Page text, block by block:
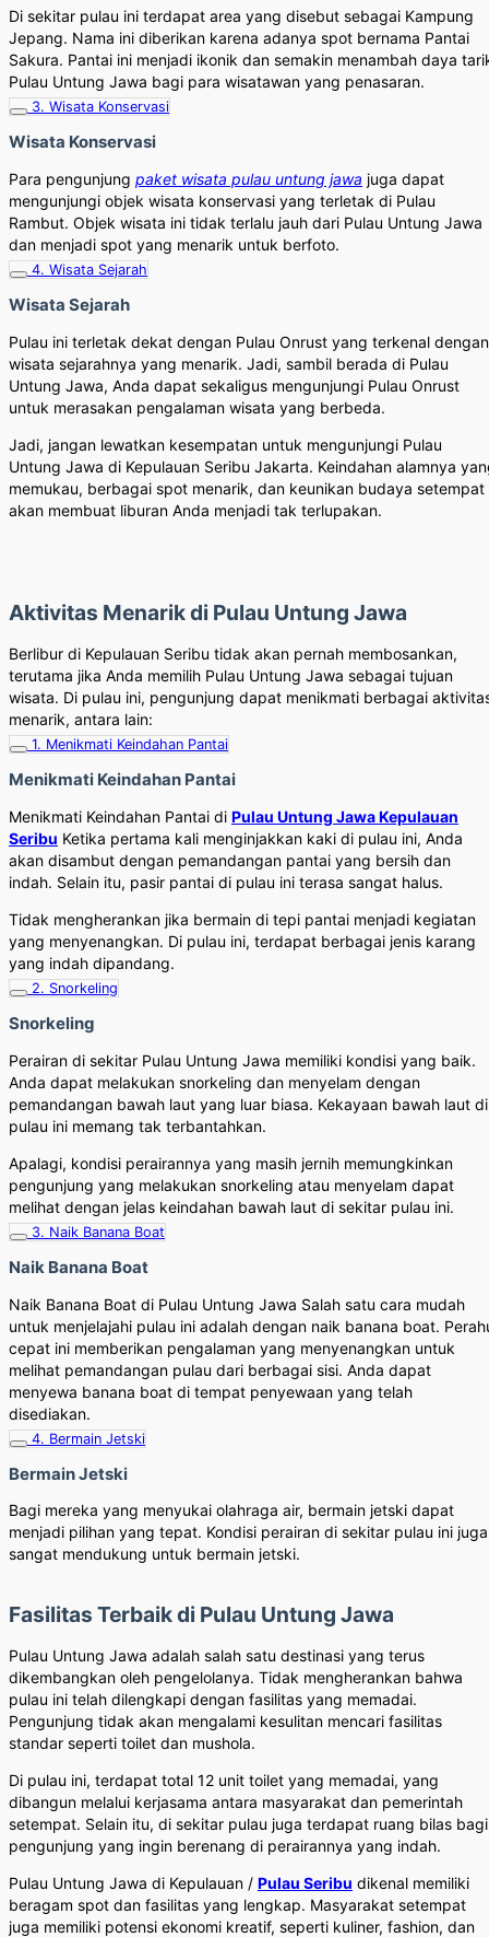
Di sekitar pulau ini terdapat area yang disebut sebagai Kampung
Jepang. Nama ini diberikan karena adanya spot bernama Pantai
Sakura. Pantai ini menjadi ikonik dan semakin menambah daya
Pulau Untung Jawa bagi para wisatawan yang penasaran.
3. Wisata Konservasi
Wisata Konservasi
Para pengunjung paket wisata pulau untung jawa juga dapat
mengunjungi objek wisata konservasi yang terletak di Pulau
Rambut. Objek wisata ini tidak terlalu jauh dari Pulau Untung Jawa
dan menjadi spot yang menarik untuk berfoto.
4. Wisata Sejarah
Wisata Sejarah
Pulau ini terletak dekat dengan Pulau Onrust yang terkenal dengan
wisata sejarahnya yang menarik. Jadi, sambil berada di Pulau
Untung Jawa, Anda dapat sekaligus mengunjungi Pulau Onrust
untuk merasakan pengalaman wisata yang berbeda.
Jadi, jangan lewatkan kesempatan untuk mengunjungi Pulau
Untung Jawa di Kepulauan Seribu Jakarta. Keindahan alamnya
memukau, berbagai spot menarik, dan keunikan budaya setempat
akan membuat liburan Anda menjadi tak terlupakan.
Aktivitas Menarik di Pulau Untung Jawa
Berlibur di Kepulauan Seribu tidak akan pernah membosankan,
terutama jika Anda memilih Pulau Untung Jawa sebagai tujuan
wisata. Di pulau ini, pengunjung dapat menikmati berbagai
menarik, antara lain:
1. Menikmati Keindahan Pantai
Menikmati Keindahan Pantai
Menikmati Keindahan Pantai di Pulau Untung Jawa Kepulauan
Seribu Ketika pertama kali menginjakkan kaki di pulau ini, Anda
akan disambut dengan pemandangan pantai yang bersih dan
indah. Selain itu, pasir pantai di pulau ini terasa sangat halus.
Tidak mengherankan jika bermain di tepi pantai menjadi kegiatan
yang menyenangkan. Di pulau ini, terdapat berbagai jenis karang
yang indah dipandang.
2. Snorkeling
Snorkeling
Perairan di sekitar Pulau Untung Jawa memiliki kondisi yang baik.
Anda dapat melakukan snorkeling dan menyelam dengan
pemandangan bawah laut yang luar biasa. Kekayaan bawah laut di
pulau ini memang tak terbantahkan.
Apalagi, kondisi perairannya yang masih jernih memungkinkan
pengunjung yang melakukan snorkeling atau menyelam dapat
melihat dengan jelas keindahan bawah laut di sekitar pulau ini.
3. Naik Banana Boat
Naik Banana Boat
Naik Banana Boat di Pulau Untung Jawa Salah satu cara mudah
untuk menjelajahi pulau ini adalah dengan naik banana boat.
cepat ini memberikan pengalaman yang menyenangkan untuk
melihat pemandangan pulau dari berbagai sisi. Anda dapat
menyewa banana boat di tempat penyewaan yang telah
disediakan.
4. Bermain Jetski
Bermain Jetski
Bagi mereka yang menyukai olahraga air, bermain jetski dapat
menjadi pilihan yang tepat. Kondisi perairan di sekitar pulau ini juga
sangat mendukung untuk bermain jetski.
Fasilitas Terbaik di Pulau Untung Jawa
Pulau Untung Jawa adalah salah satu destinasi yang terus
dikembangkan oleh pengelolanya. Tidak mengherankan bahwa
pulau ini telah dilengkapi dengan fasilitas yang memadai.
Pengunjung tidak akan mengalami kesulitan mencari fasilitas
standar seperti toilet dan mushola.
Di pulau ini, terdapat total 12 unit toilet yang memadai, yang
dibangun melalui kerjasama antara masyarakat dan pemerintah
setempat. Selain itu, di sekitar pulau juga terdapat ruang bilas bagi
pengunjung yang ingin berenang di perairannya yang indah.
Pulau Untung Jawa di Kepulauan / Pulau Seribu dikenal memiliki
beragam spot dan fasilitas yang lengkap. Masyarakat setempat
juga memiliki potensi ekonomi kreatif, seperti kuliner, fashion, dan